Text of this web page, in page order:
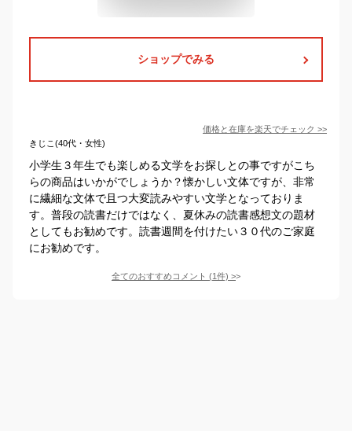
ショップでみる
価格と在庫を楽天でチェック >>
きじこ(40代・女性)
小学生３年生でも楽しめる文学をお探しとの事ですがこち
らの商品はいかがでしょうか？懐かしい文体ですが、非常
に繊細な文体で且つ大変読みやすい文学となっておりま
す。普段の読書だけではなく、夏休みの読書感想文の題材
としてもお勧めです。読書週間を付けたい３０代のご家庭
にお勧めです。
全てのおすすめコメント (1件) >